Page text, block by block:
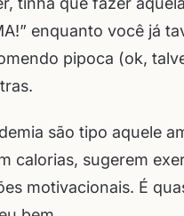
enquanto você já
pipoca (ok,
são tipo aquele
calorias, sugerem
motivacionais. É